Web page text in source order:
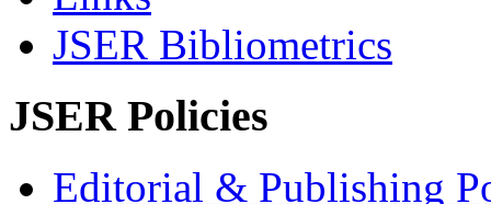
JSER Bibliometrics
JSER Policies
Editorial & Publishing